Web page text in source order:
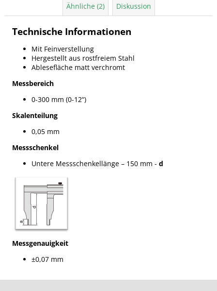
Ähnliche (2) Diskussion
Technische Informationen
Mit Feinverstellung
Hergestellt aus rostfreiem Stahl
Ablesefläche matt verchromt
Messbereich
0-300 mm (0-12“)
Skalenteilung
0,05 mm
Messschenkel
Untere Messschenkellänge – 150 mm - d
Messgenauigkeit
±0,07 mm